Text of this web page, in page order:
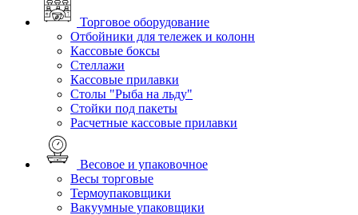
Торговое оборудование
Отбойники для тележек и колонн
Кассовые боксы
Стеллажи
Кассовые прилавки
Столы "Рыба на льду"
Стойки под пакеты
Расчетные кассовые прилавки
Весовое и упаковочное
Весы торговые
Термоупаковщики
Вакуумные упаковщики